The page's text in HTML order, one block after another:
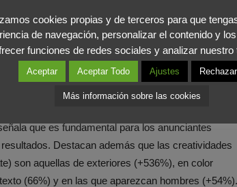
claveque son tendencia en la categoría Educación
que más han crecido en las últimas semanas son
mochila(+95%), vuelta (70%), online (+61%) y
padres como profesores y estudiantes están
para este inminente curso académico.
que es fundamental para los anunciantes
Destacan además que las creatividades
son aquellas de exteriores (+536%), en color
(66%) y en las que aparezcan hombres (+54%).
cookies propias y de terceros para que
de navegación, personalizar el contenido y
funciones de redes sociales y analizar nuestro
Aceptar Aceptar Todo Ajustes Rechazar
Más información sobre las cookies